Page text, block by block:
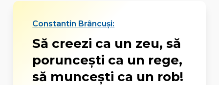
Constantin Brâncuși:
Să creezi ca un zeu, să
poruncești ca un rege,
să muncești ca un rob!